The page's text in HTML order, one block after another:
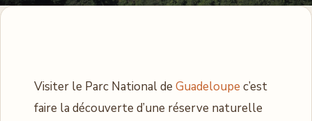
Visiter le Parc National de Guadeloupe c’est
faire la découverte d’une réserve naturelle